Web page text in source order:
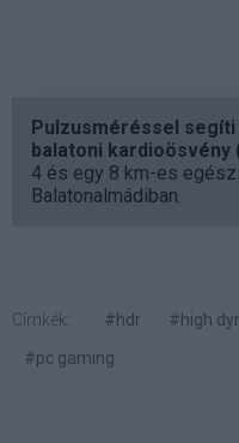
Pulzusméréssel
balatoni kardioösvény
4 és egy 8 km-es
Balatonalmádiban.
Címkék: #hdr #high
#pc gaming